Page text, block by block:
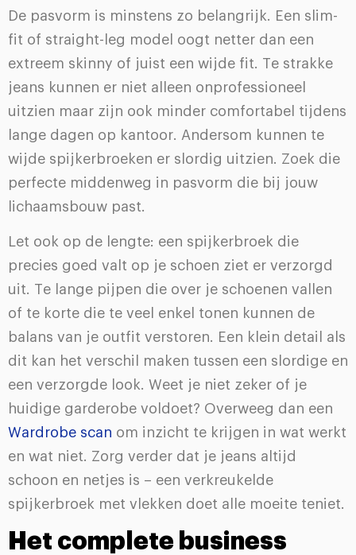
De pasvorm is minstens zo belangrijk. Een slim-
fit of straight-leg model oogt netter dan een
extreem skinny of juist een wijde fit. Te strakke
jeans kunnen er niet alleen onprofessioneel
uitzien maar zijn ook minder comfortabel tijdens
lange dagen op kantoor. Andersom kunnen te
wijde spijkerbroeken er slordig uitzien. Zoek die
perfecte middenweg in pasvorm die bij jouw
lichaamsbouw past.
Let ook op de lengte: een spijkerbroek die
precies goed valt op je schoen ziet er verzorgd
uit. Te lange pijpen die over je schoenen vallen
of te korte die te veel enkel tonen kunnen de
balans van je outfit verstoren. Een klein detail als
dit kan het verschil maken tussen een slordige en
een verzorgde look. Weet je niet zeker of je
huidige garderobe voldoet? Overweeg dan een
Wardrobe scan om inzicht te krijgen in wat werkt
en wat niet. Zorg verder dat je jeans altijd
schoon en netjes is – een verkreukelde
spijkerbroek met vlekken doet alle moeite teniet.
Het complete business